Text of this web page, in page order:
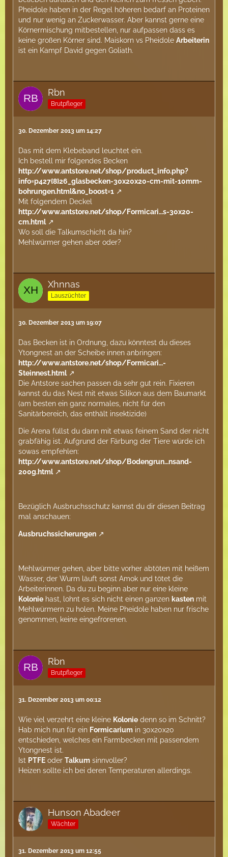
Pheidole haben in der Regel höheren bedarf an Proteinen
und nur wenig an Zuckerwasser. Aber kannst gerne eine
Körnermischung mitbestellen, nur aufpassen dass es
keine großen Körner sind. Maiskorn vs Pheidole Arbeiterin
ist ein Kampf David gegen Goliath.
Rbn
Brutpfleger
30. Dezember 2013 um 14:27
Das mit dem Klebeband leuchtet ein.
Ich bestell mir folgendes Becken
http://www.antstore.net/shop/product_info.php?
info=p427{8}26_glasbecken-30x20x20-cm-mit-10mm-
bohrungen.html&no_boost=1
Mit folgendem Deckel
http://www.antstore.net/shop/Formicari…s-30x20-
cm.html
Wo soll die Talkumschicht da hin?
Mehlwürmer gehen aber oder?
Xhnnas
Lauszüchter
30. Dezember 2013 um 19:07
Das Becken ist in Ordnung, dazu könntest du dieses
Ytongnest an der Scheibe innen anbringen:
http://www.antstore.net/shop/Formicari…-
Steinnest.html
Die Antstore sachen passen da sehr gut rein. Fixieren
kannst du das Nest mit etwas Silikon aus dem Baumarkt
(am besten ein ganz normales, nicht für den
Sanitärbereich, das enthält insektizide)
Die Arena füllst du dann mit etwas feinem Sand der nicht
grabfähig ist. Aufgrund der Färbung der Tiere würde ich
sowas empfehlen:
http://www.antstore.net/shop/Bodengrun…nsand-
200g.html
Bezüglich Ausbruchsschutz kannst du dir diesen Beitrag
mal anschauen:
Ausbruchssicherungen
Mehlwürmer gehen, aber bitte vorher abtöten mit heißem
Wasser, der Wurm läuft sonst Amok und tötet die
Arbeiterinnen. Da du zu beginn aber nur eine kleine
Kolonie hast, lohnt es sich nicht einen ganzen kasten mit
Mehlwürmern zu holen. Meine Pheidole haben nur frische
genommen, keine eingefrorenen.
Rbn
Brutpfleger
31. Dezember 2013 um 00:12
Wie viel verzehrt eine kleine Kolonie denn so im Schnitt?
Hab mich nun für ein Formicarium in 30x20x20
entschieden, welches ein Farmbecken mit passendem
Ytongnest ist.
Ist PTFE oder Talkum sinnvoller?
Heizen sollte ich bei deren Temperaturen allerdings.
Hunson Abadeer
Wächter
31. Dezember 2013 um 12:55